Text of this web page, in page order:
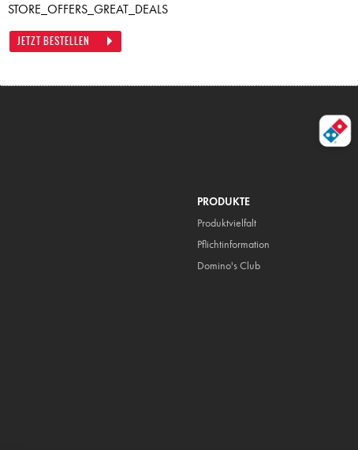
STORE_OFFERS_GREAT_DEALS
JETZT BESTELLEN
PRODUKTE
Produktvielfalt
Pflichtinformation
Domino's Club